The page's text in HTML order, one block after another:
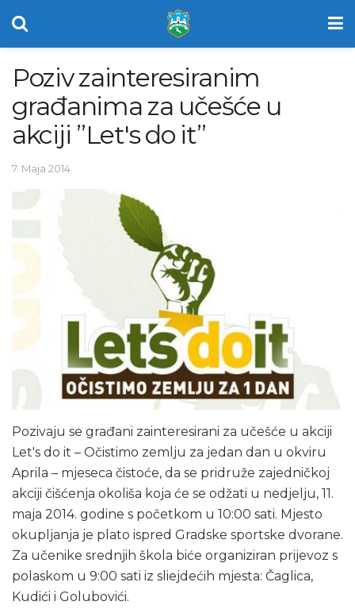
Poziv zainteresiranim
građanima za učešće u
akciji ”Let's do it”
7. Maja 2014.
Pozivaju se građani zainteresirani za učešće u akciji
Let's do it – Očistimo zemlju za jedan dan u okviru
Aprila – mjeseca čistoće, da se pridruže zajedničkoj
akciji čišćenja okoliša koja će se odžati u nedjelju, 11.
maja 2014. godine s početkom u 10:00 sati. Mjesto
okupljanja je plato ispred Gradske sportske dvorane.
Za učenike srednjih škola biće organiziran prijevoz s
polaskom u 9:00 sati iz sliejdećih mjesta: Čaglica,
Kudići i Golubovići.